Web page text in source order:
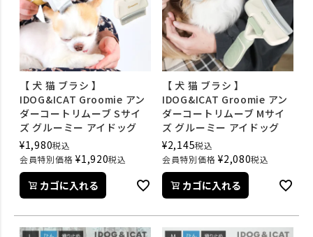
【 犬 猫 ブラシ 】
IDOG&ICAT Groomie アン
ダーコートリムーブ Sサイ
ズ グルーミー アイドッグ
¥1,980税込
会員特別価格 ¥1,920税込
カゴに入れる
【 犬 猫 ブラシ 】
IDOG&ICAT Groomie アン
ダーコートリムーブ Mサイ
ズ グルーミー アイドッグ
¥2,145税込
会員特別価格 ¥2,080税込
カゴに入れる